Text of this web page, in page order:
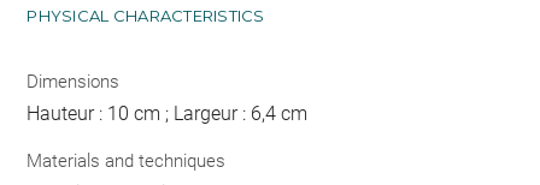
PHYSICAL CHARACTERISTICS
Dimensions
Hauteur : 10 cm ; Largeur : 6,4 cm
Materials and techniques